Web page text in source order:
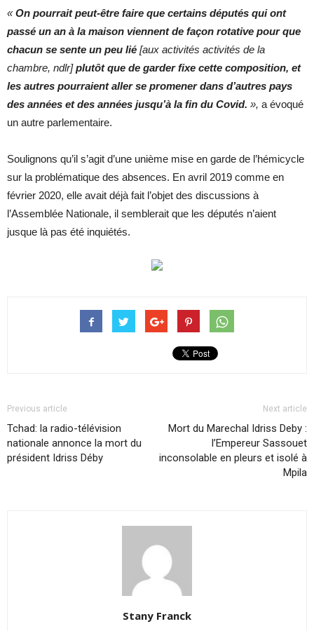
«On pourrait peut-être faire que certains députés qui ont
passé un an à la maison viennent de façon rotative pour que
chacun se sente un peu lié [aux activités activités de la
chambre, ndlr]plutôt que de garder fixe cette composition, et
les autres pourraient aller se promener dans d’autres pays
des années et des années jusqu’à la fin du Covid. », a évoqué
un autre parlementaire.
Soulignons qu’il s’agit d’une unième mise en garde de l’hémicycle
sur la problématique des absences. En avril 2019 comme en
février 2020, elle avait déjà fait l’objet des discussions à
l’Assemblée Nationale, il semblerait que les députés n’aient
jusque là pas été inquiétés.
Previous article
Tchad: la radio-télévision
nationale annonce la mort du
président Idriss Déby
Next article
Mort du Marechal Idriss Deby :
l’Empereur Sassouet
inconsolable en pleurs et isolé à
Mpila
Stany Franck